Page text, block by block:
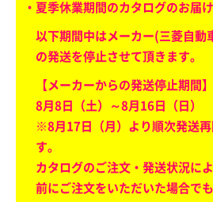
・夏季休業期間のカタログのお届
以下期間中はメーカー(三菱自動
の発送を停止させて頂きます。
【メーカーからの発送停止期間】
8月8日（土）～8月16日（日）
※8月17日（月）より順次発送再
す。
カタログのご注文・発送状況に
前にご注文をいただいた場合で